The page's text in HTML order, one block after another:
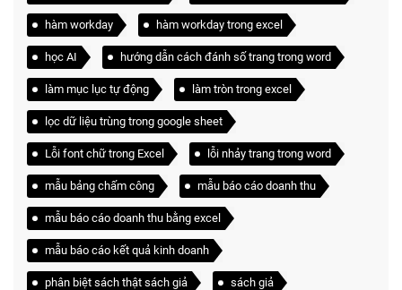
hàm workday hàm workday trong excel
học AI hướng dẫn cách đánh số trang trong word
làm mục lục tự động làm tròn trong excel
lọc dữ liệu trùng trong google sheet
Lỗi font chữ trong Excel lỗi nhảy trang trong word
mẫu bảng chấm công mẫu báo cáo doanh thu
mẫu báo cáo doanh thu bằng excel
mẫu báo cáo kết quả kinh doanh
phân biệt sách thật sách giả sách giả